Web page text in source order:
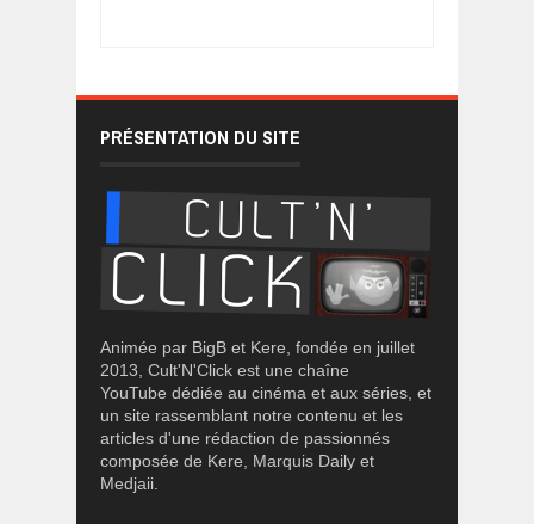
PRÉSENTATION DU SITE
Animée par BigB et Kere, fondée en juillet
2013, Cult'N'Click est une chaîne
YouTube dédiée au cinéma et aux séries, et
un site rassemblant notre contenu et les
articles d'une rédaction de passionnés
composée de Kere, Marquis Daily et
Medjaii.